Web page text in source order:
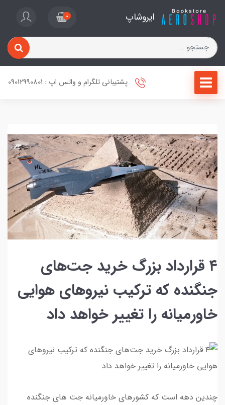
ایروشاپ 0
پشتیبانی تلگرام و واتس اپ : 09012990801
۴ قرارداد بزرگ خرید جت‌های
جنگنده که ترکیب نیروهای هوایی
خاورمیانه را تغییر خواهد داد
چندین دهه است که کشورهای خاورمیانه جت های جنگنده